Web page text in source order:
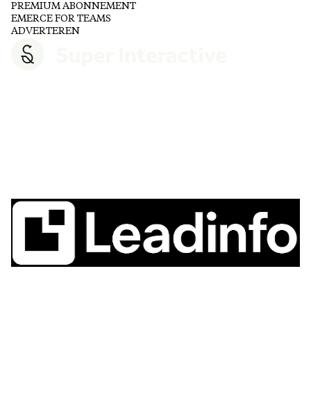
PREMIUM ABONNEMENT
EMERCE FOR TEAMS
ADVERTEREN